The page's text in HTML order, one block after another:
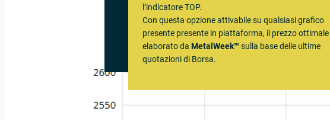
l’indicatore TOP.
Con questa opzione attivabile su qualsiasi grafico
presente presente in piattaforma, il prezzo ottimale
elaborato da MetalWeek™ sulla base delle ultime
quotazioni di Borsa.